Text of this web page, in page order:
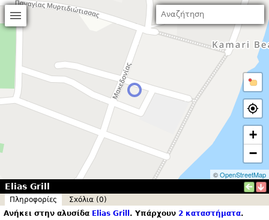
+
−
©OpenStreetMap
Elias Grill
Πληροφορίες
Σxόλια (0)
Ανήκει στην αλυσίδα Elias Grill . Υπάρχουν 2 καταστήματα.